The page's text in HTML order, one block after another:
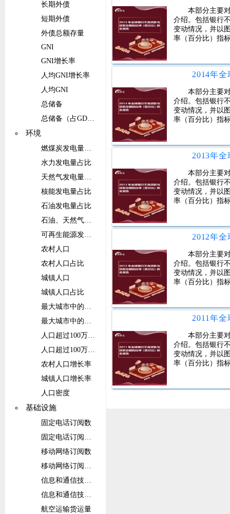
长期外债
短期外债
外债总额存量
GNI
GNI增长率
人均GNI增长率
人均GNI
总储备
总储备（占GDP的比重）
环境
燃煤炭发电量占比
水力发电量占比
天然气发电量占比
核能发电量占比
石油发电量占比
石油、天然气和煤炭能源的发电量占比
可再生能源发电量（不包括水电）占比
农村人口
农村人口占比
城镇人口
城镇人口占比
最大城市中的人口
最大城市中的人口占比
人口超过100万的城市群中的人口
人口超过100万的城市群中的人口占比
农村人口增长率
城镇人口增长率
人口密度
基础设施
固定电话订阅数
固定电话订阅数（每100人）
移动网络订阅数
移动网络订阅数（每100人）
信息和通信技术(ICT)服务出口占比
信息和通信技术(ICT)服务出口
航空运输货运量
本部分主要
介绍。包括银行
变动情况，并以
率（百分比）指
本部分主要
介绍。包括银行
变动情况，并以
率（百分比）指
本部分主要
介绍。包括银行
变动情况，并以
率（百分比）指
本部分主要
介绍。包括银行
变动情况，并以
率（百分比）指
本部分主要
介绍。包括银行
变动情况，并以
率（百分比）指